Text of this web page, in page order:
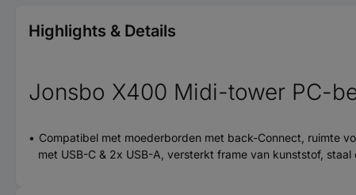
Highlights & Details
Jonsbo X400 Midi-tower PC-
Compatibel met moederborden met back-Connect, ruimte
met USB-C & 2x USB-A, versterkt frame van kunststof, staal